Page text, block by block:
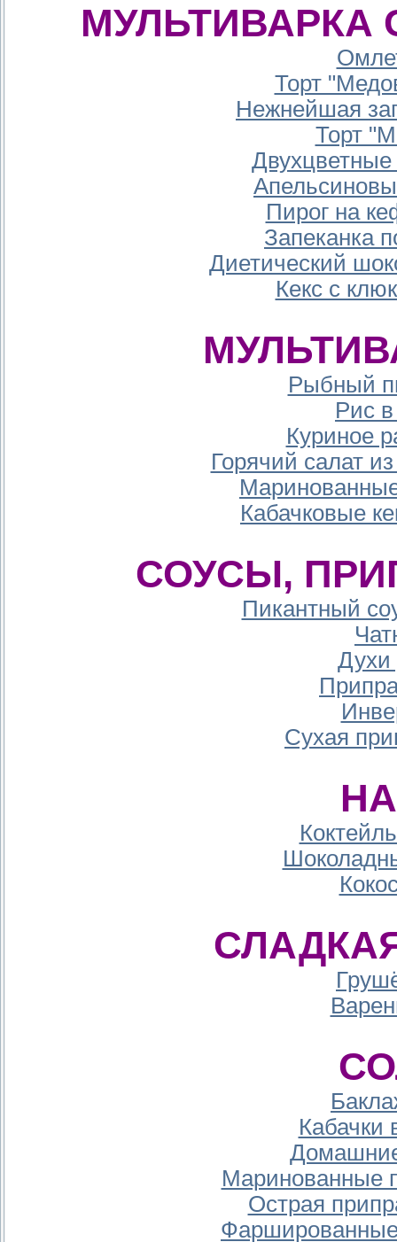
МУЛЬТИВАРКА
Торт
Нежнейшая
Торт
Двухцветные
Пирог на
Запеканка
Диетический
Кекс с
Рыбный
Рис
Куриное
Горячий салат
Кабачковые
СОУСЫ,
Пикантный
Духи
Сухая
Кабачки
Маринованные
Острая